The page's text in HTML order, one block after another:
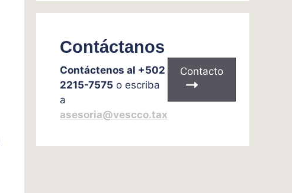
Contáctanos
Contáctenos al +502
2215-7575 o escriba
a
asesoria@vescco.tax
Contacto